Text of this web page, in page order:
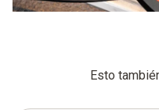
protegidos contra el agua
Esto